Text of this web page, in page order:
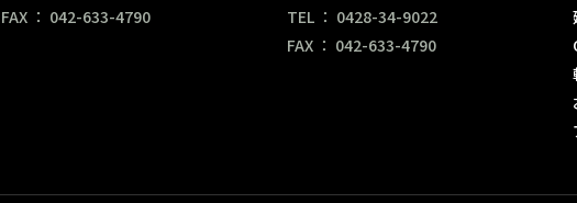
FAX ： 042-633-4790
TEL ： 0428-34-9022
FAX ： 042-633-4790